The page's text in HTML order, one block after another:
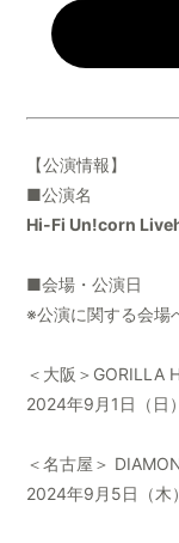
【公演情報】
■公演名
Hi-Fi Un!corn
■会場・公演日
※公演に関する会場
＜大阪＞GORILLA
2024年9月1日（日
＜名古屋＞
2024年9月5日（